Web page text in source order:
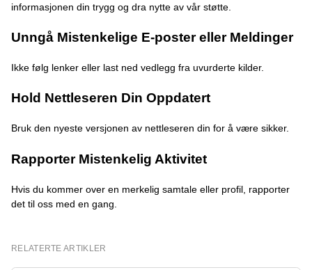
informasjonen din trygg og dra nytte av vår støtte.
Unngå Mistenkelige E-poster eller Meldinger
Ikke følg lenker eller last ned vedlegg fra uvurderte kilder.
Hold Nettleseren Din Oppdatert
Bruk den nyeste versjonen av nettleseren din for å være sikker.
Rapporter Mistenkelig Aktivitet
Hvis du kommer over en merkelig samtale eller profil, rapporter
det til oss med en gang.
RELATERTE ARTIKLER